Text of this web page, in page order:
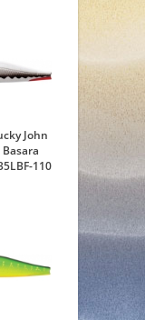
John
Basara
110